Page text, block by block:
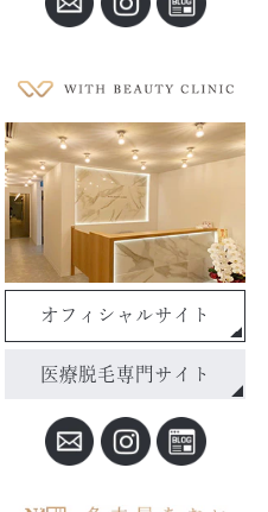
オフィシャルサイト
医療脱毛専門サイト